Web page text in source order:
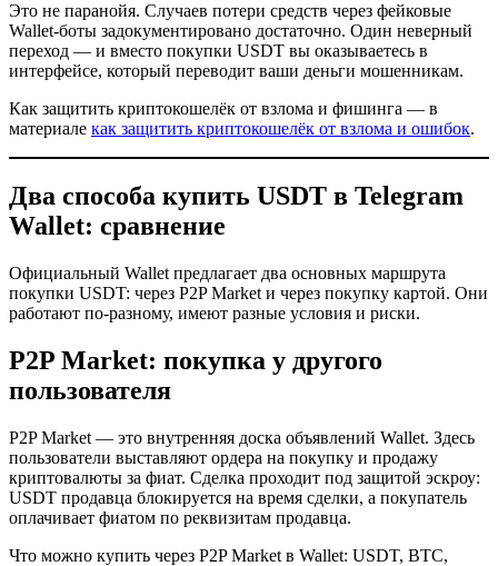
Это не паранойя. Случаев потери средств через фейковые
Wallet-боты задокументировано достаточно. Один неверный
переход — и вместо покупки USDT вы оказываетесь в
интерфейсе, который переводит ваши деньги мошенникам.
Как защитить криптокошелёк от взлома и фишинга — в
материале как защитить криптокошелёк от взлома и ошибок.
Два способа купить USDT в Telegram
Wallet: сравнение
Официальный Wallet предлагает два основных маршрута
покупки USDT: через P2P Market и через покупку картой. Они
работают по-разному, имеют разные условия и риски.
P2P Market: покупка у другого
пользователя
P2P Market — это внутренняя доска объявлений Wallet. Здесь
пользователи выставляют ордера на покупку и продажу
криптовалюты за фиат. Сделка проходит под защитой эскроу:
USDT продавца блокируется на время сделки, а покупатель
оплачивает фиатом по реквизитам продавца.
Что можно купить через P2P Market в Wallet: USDT, BTC,